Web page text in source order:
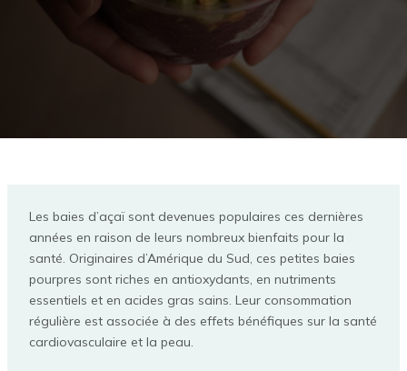
Les baies d’açaï sont devenues populaires ces dernières
années en raison de leurs nombreux bienfaits pour la
santé. Originaires d’Amérique du Sud, ces petites baies
pourpres sont riches en antioxydants, en nutriments
essentiels et en acides gras sains. Leur consommation
régulière est associée à des effets bénéfiques sur la santé
cardiovasculaire et la peau.